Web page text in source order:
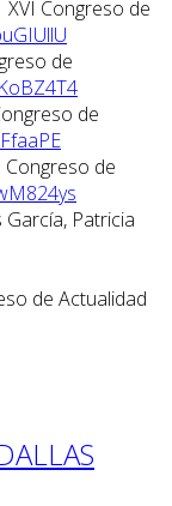
Congreso de
de
de
de
Patricia
de Actualidad